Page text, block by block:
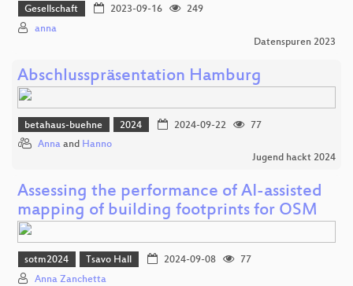
Gesellschaft 2023-09-16
249
anna
Datenspuren 2023
Abschlusspräsentation Hamburg
betahaus-buehne 2024 2024-09-22
77
Anna and Hanno
Jugend hackt 2024
Assessing the performance of AI-assisted
mapping of building footprints for OSM
sotm2024 Tsavo Hall 2024-09-08
77
Anna Zanchetta